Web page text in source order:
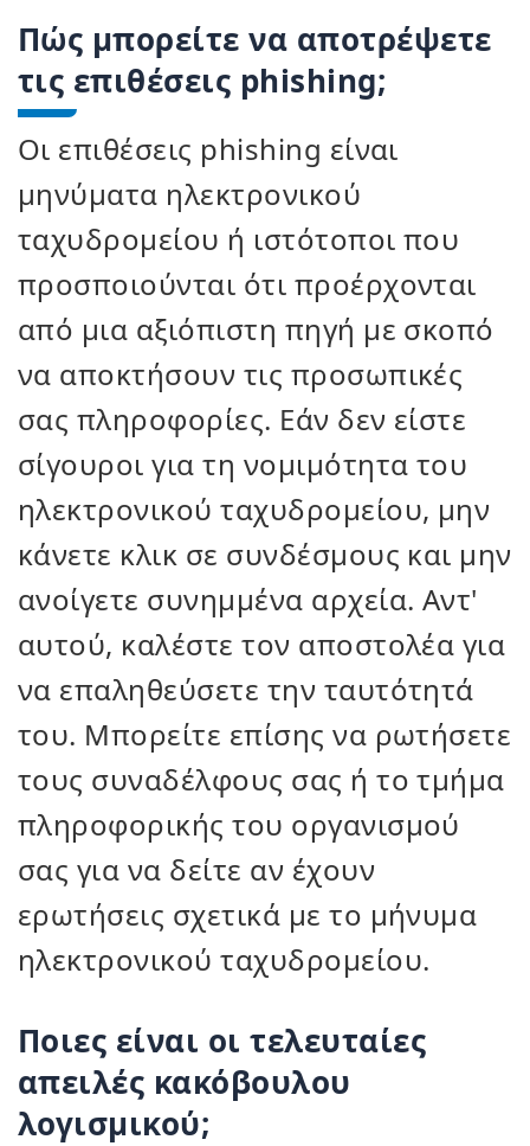
Πώς μπορείτε να αποτρέψετε
τις επιθέσεις phishing;
Οι επιθέσεις phishing είναι
μηνύματα ηλεκτρονικού
ταχυδρομείου ή ιστότοποι που
προσποιούνται ότι προέρχονται
από μια αξιόπιστη πηγή με σκοπό
να αποκτήσουν τις προσωπικές
σας πληροφορίες. Εάν δεν είστε
σίγουροι για τη νομιμότητα του
ηλεκτρονικού ταχυδρομείου, μην
κάνετε κλικ σε συνδέσμους και μην
ανοίγετε συνημμένα αρχεία. Αντ'
αυτού, καλέστε τον αποστολέα για
να επαληθεύσετε την ταυτότητά
του. Μπορείτε επίσης να ρωτήσετε
τους συναδέλφους σας ή το τμήμα
πληροφορικής του οργανισμού
σας για να δείτε αν έχουν
ερωτήσεις σχετικά με το μήνυμα
ηλεκτρονικού ταχυδρομείου.
Ποιες είναι οι τελευταίες
απειλές κακόβουλου
λογισμικού;